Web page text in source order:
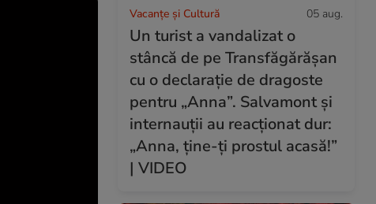
Vacanțe și Cultură 05 aug.
Un turist a vandalizat o
stâncă de pe Transfăgărășan
cu o declarație de dragoste
pentru „Anna”. Salvamont și
internauții au reacționat dur:
„Anna, ține-ți prostul acasă!”
| VIDEO